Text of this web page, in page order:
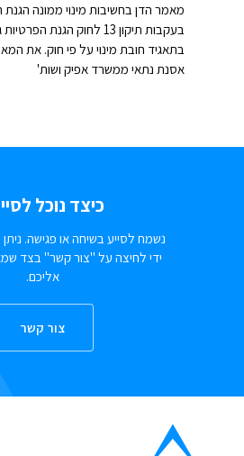
בעקבות תיקון 13 לחוק הגנת
בתאגיד חובת מינוי על פי חוק. את
אסנת נתאי ממשרד אפיק ושות'
כיצד נוכל
נשמח לסייע בשיחה או פגישה.
ידי לחיצה על "צור קשר" בצד
אליכם.
צור קשר